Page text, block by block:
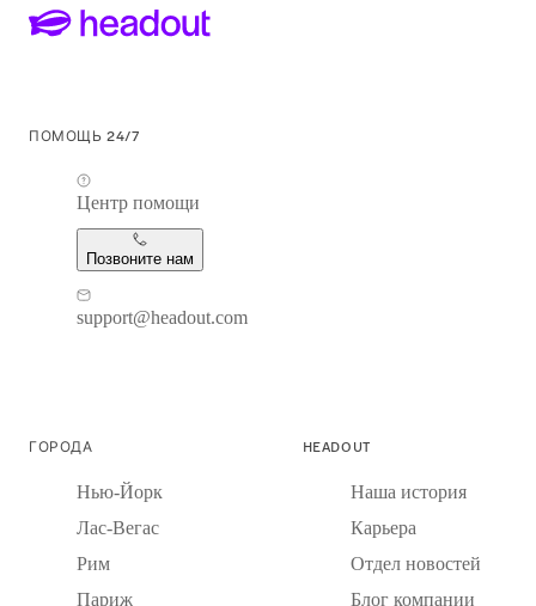
ПОМОЩЬ 24/7
Центр помощи
Позвоните нам
support@headout.com
ГОРОДА
Нью-Йорк
Лас-Вегас
Рим
Париж
HEADOUT
Наша история
Карьера
Отдел новостей
Блог компании